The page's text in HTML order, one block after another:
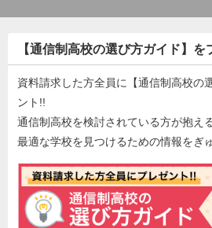
【通信制高校の選び方ガイド】を
資料請求した方全員に【通信制高校の
ント!!
通信制高校を検討されている方が抱え
最適な学校を見つけるための情報をぎ